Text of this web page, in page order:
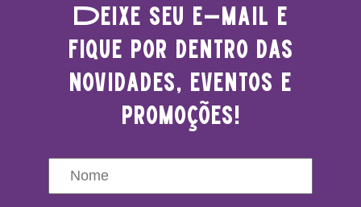
Deixe seu e-mail e
fique por dentro das
novidades, eventos e
promoções!